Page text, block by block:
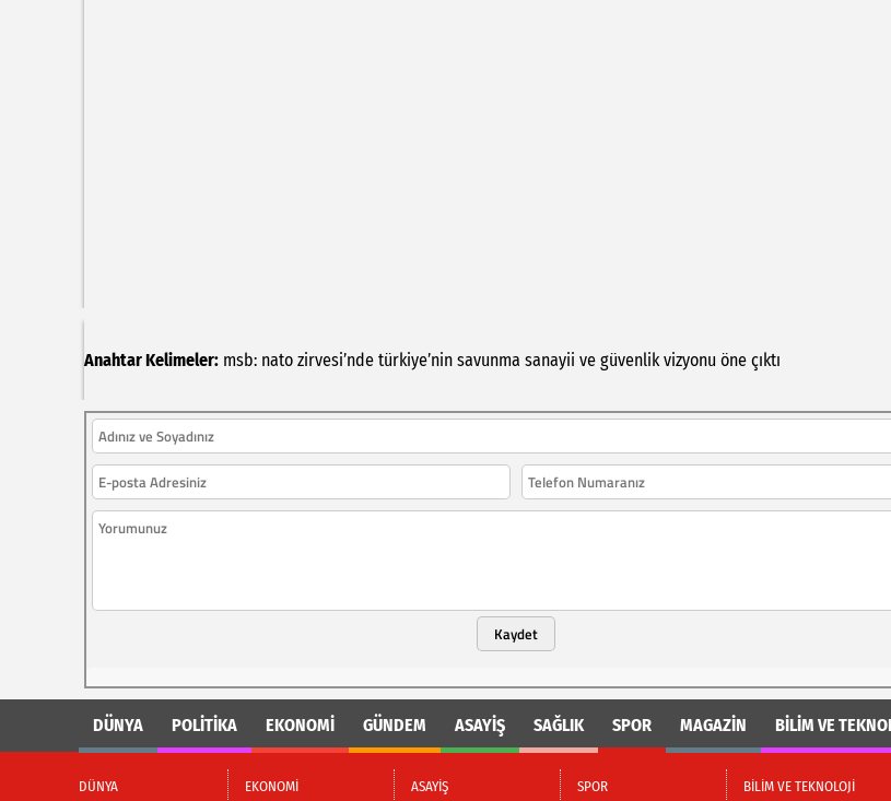
Anahtar Kelimeler: msb: nato zirvesi’nde türkiye’nin savunma sanayii ve güvenlik vizyonu öne çıktı
Kaydet
DÜNYA POLİTİKA EKONOMİ GÜNDEM ASAYİŞ SAĞLIK SPOR MAGAZİN BİLİM VE
DÜNYA EKONOMİ ASAYİŞ SPOR BİLİM VE TEKNOLOJİ